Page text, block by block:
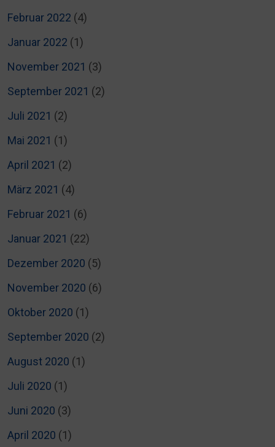
Februar 2022 (4)
Januar 2022 (1)
November 2021 (3)
September 2021 (2)
Juli 2021 (2)
Mai 2021 (1)
April 2021 (2)
März 2021 (4)
Februar 2021 (6)
Januar 2021 (22)
Dezember 2020 (5)
November 2020 (6)
Oktober 2020 (1)
September 2020 (2)
August 2020 (1)
Juli 2020 (1)
Juni 2020 (3)
April 2020 (1)